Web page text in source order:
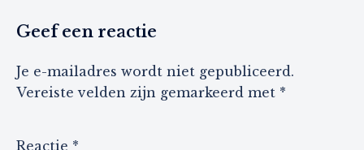
Geef een reactie
Je e-mailadres wordt niet gepubliceerd.
Vereiste velden zijn gemarkeerd met *
Reactie *